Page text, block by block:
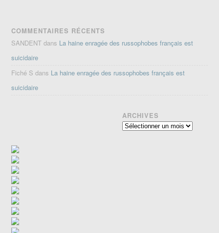
COMMENTAIRES RÉCENTS
SANDENT dans La haine enragée des russophobes français est
suicidaire
Fiché S dans La haine enragée des russophobes français est
suicidaire
ARCHIVES
Archives